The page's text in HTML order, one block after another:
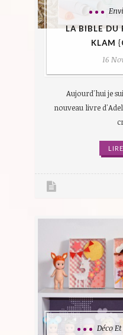
LA BIBLE DU
KLAM
16
Aujourd'hui je
nouveau livre
Déco